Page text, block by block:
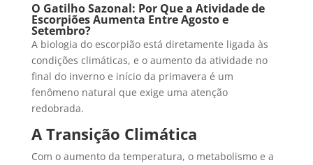
O Gatilho Sazonal: Por Que a Atividade de
Escorpiões Aumenta Entre Agosto e
Setembro?
A biologia do escorpião está diretamente ligada às
condições climáticas, e o aumento da atividade no
final do inverno e início da primavera é um
fenômeno natural que exige uma atenção
redobrada.
A Transição Climática
Com o aumento da temperatura, o metabolismo e a